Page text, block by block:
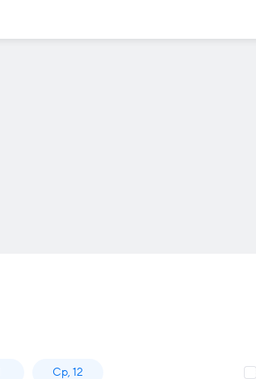
Ср, 12